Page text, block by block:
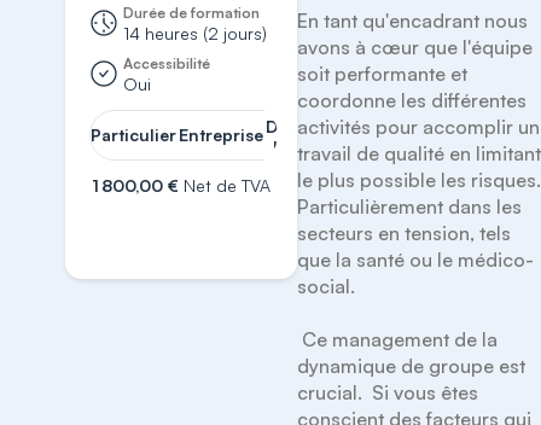
Durée de formation
14 heures (2 jours)
Accessibilité
Oui
ParticulierEntrepriseDemander
un devis
1 800,00 € Net de TVA
En tant qu'encadrant nous
avons à cœur que l'équipe
soit performante et
coordonne les différentes
activités pour accomplir un
travail de qualité en limitant
le plus possible les
Particulièrement dans les
secteurs en tension, tels
que la santé ou le médico-
social.
dynamique de groupe est
crucial.  Si vous êtes
conscient des facteurs qui